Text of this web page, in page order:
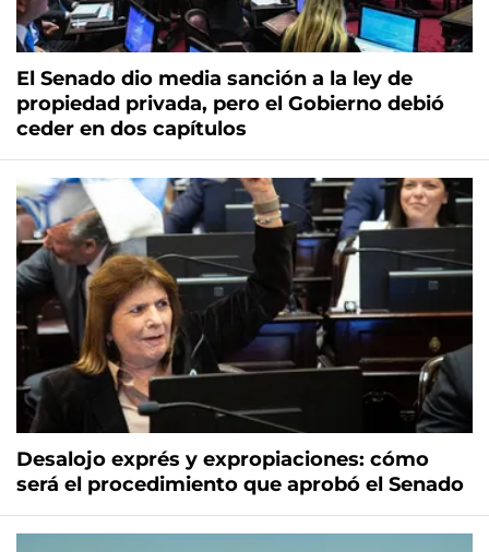
El Senado dio media sanción a la ley de
propiedad privada, pero el Gobierno debió
ceder en dos capítulos
Desalojo exprés y expropiaciones: cómo
será el procedimiento que aprobó el Senado